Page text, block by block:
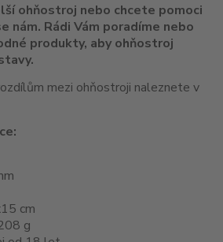
ohňostroj nebo chcete pomoci
nám. Rádi Vám poradíme nebo
produkty, aby ohňostroj
mezi ohňostroji naleznete v
cm
g